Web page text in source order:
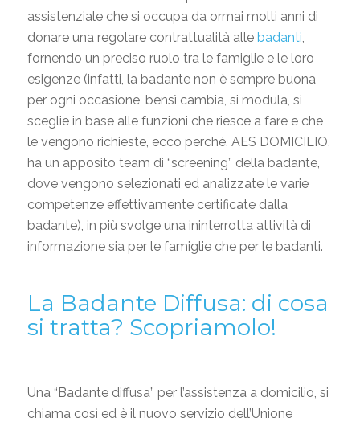
assistenziale che si occupa da ormai molti anni di
donare una regolare contrattualità alle badanti,
fornendo un preciso ruolo tra le famiglie e le loro
esigenze (infatti, la badante non è sempre buona
per ogni occasione, bensì cambia, si modula, si
sceglie in base alle funzioni che riesce a fare e che
le vengono richieste, ecco perché, AES DOMICILIO,
ha un apposito team di “screening” della badante,
dove vengono selezionati ed analizzate le varie
competenze effettivamente certificate dalla
badante), in più svolge una ininterrotta attività di
informazione sia per le famiglie che per le badanti.
La Badante Diffusa: di cosa
si tratta? Scopriamolo!
Una “Badante diffusa” per l’assistenza a domicilio, si
chiama così ed è il nuovo servizio dell’Unione